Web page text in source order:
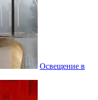
Освещение в